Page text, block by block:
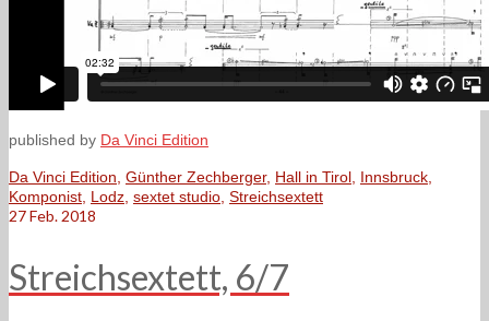
published by Da Vinci Edition
Da Vinci Edition, Günther Zechberger, Hall in Tirol, Innsbruck,
Komponist, Lodz, sextet studio, Streichsextett
27Feb. 2018
Streichsextett, 6/7